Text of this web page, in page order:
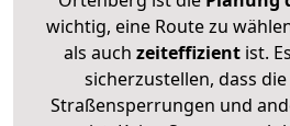
wichtig, eine Route zu
als auch zeiteffizientist.
sicherzustellen, dass
Straßensperrungen und